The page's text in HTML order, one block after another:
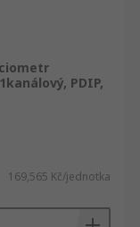
PDIP,
169,565 Kč/jednotka